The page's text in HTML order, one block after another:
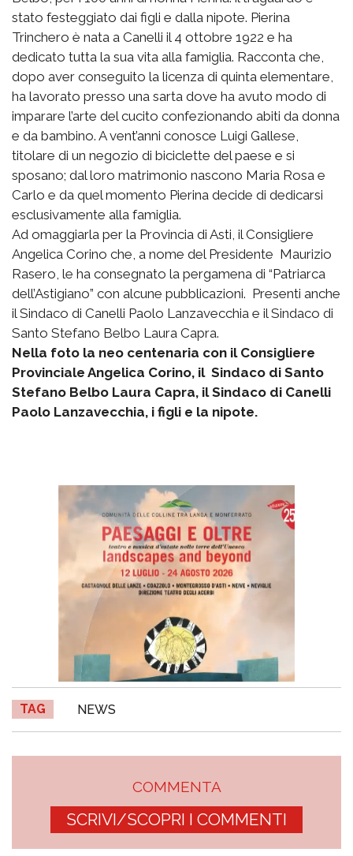
stato festeggiato dai figli e dalla nipote. Pierina
Trinchero è nata a Canelli il 4 ottobre 1922 e ha
dedicato tutta la sua vita alla famiglia. Racconta che,
dopo aver conseguito la licenza di quinta elementare,
ha lavorato presso una sarta dove ha avuto modo di
imparare l’arte del cucito confezionando abiti da donna
e da bambino. A vent’anni conosce Luigi Gallese,
titolare di un negozio di biciclette del paese e si
sposano; dal loro matrimonio nascono Maria Rosa e
Carlo e da quel momento Pierina decide di dedicarsi
esclusivamente alla famiglia.
Ad omaggiarla per la Provincia di Asti, il Consigliere
Angelica Corino che, a nome del Presidente Maurizio
Rasero, le ha consegnato la pergamena di “Patriarca
dell’Astigiano” con alcune pubblicazioni. Presenti anche
il Sindaco di Canelli Paolo Lanzavecchia e il Sindaco di
Santo Stefano Belbo Laura Capra.
Nella foto la neo centenaria con il Consigliere
Provinciale Angelica Corino, il Sindaco di Santo
Stefano Belbo Laura Capra, il Sindaco di Canelli
Paolo Lanzavecchia, i figli e la nipote.
TAG NEWS
COMMENTA
SCRIVI/SCOPRI I COMMENTI